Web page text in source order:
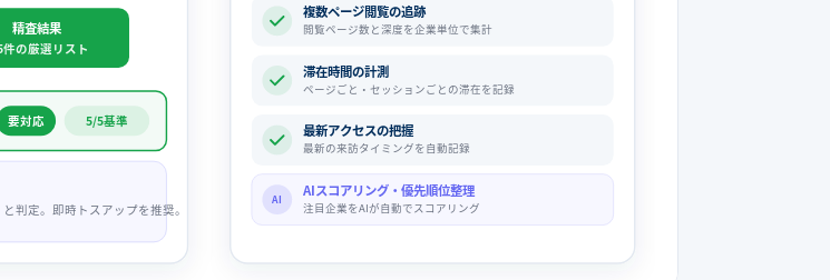
精査結果
件の厳選リスト
要対応 5/5基準
判定。即時トスアップを推奨。
複数ページ閲覧の追跡
閲覧ページ数と深度を企業単位で集計
滞在時間の計測
ページごと・セッションごとの滞在を記録
最新アクセスの把握
最新の来訪タイミングを自動記録
AI
AIスコアリング・優先順位整理
注目企業をAIが自動でスコアリング